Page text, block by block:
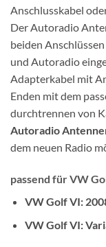
Anschlusskabel
Der Autoradio
beiden
und Autoradio
Adapterkabel mit
Enden mit dem
durchtrennen von
Autoradio
dem neuen Radio
passend für VW
VW Golf VI:
VW Golf VI: